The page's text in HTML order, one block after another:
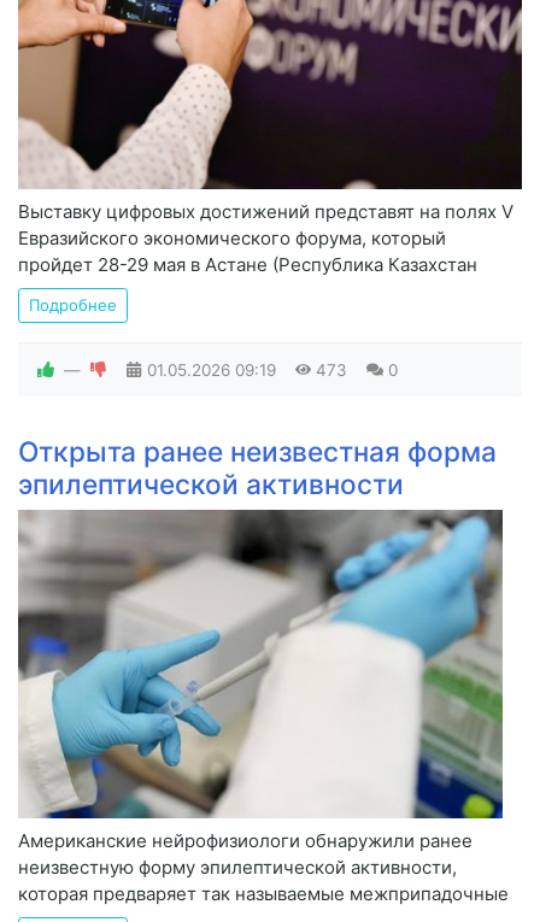
Выставку цифровых достижений представят на полях V
Евразийского экономического форума, который
пройдет 28-29 мая в Астане (Республика Казахстан
Подробнее
— 01.05.2026 09:19 473 0
Открыта ранее неизвестная форма
эпилептической активности
Американские нейрофизиологи обнаружили ранее
неизвестную форму эпилептической активности,
которая предваряет так называемые межприпадочные